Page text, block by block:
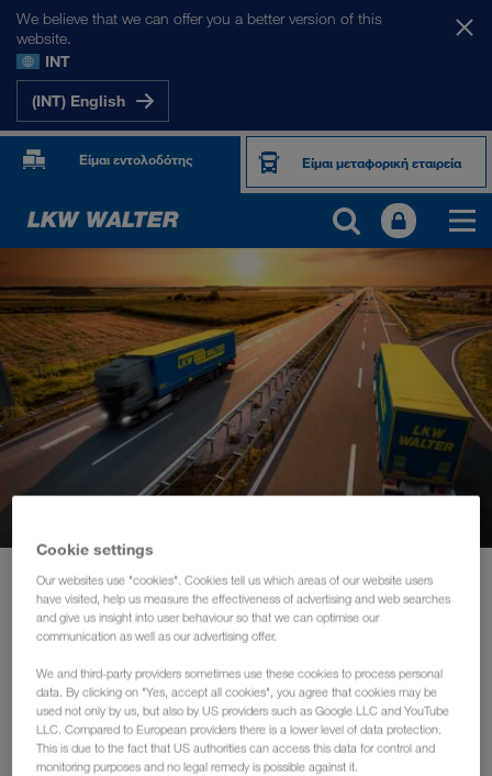
We believe that we can offer you a better version of this
website.
INT
(INT) English
Είμαι εντολοδότης Είμαι μεταφορική εταιρεία
ΟΙ ΑΓΟΡΈΣ ΜΑΣ
Ευρώπη
Κεντρική Ασία
Ρωσία
Καύκασος
Βόρεια Αφρική
Κεντρική Ιστοσελίδα Οι αγορές μας
Οι αγορές μας
Η LKW WALTER συνδέει τις διεθνείς αγορές. Είμαστε
γνωστοί ως κορυφαίος οργανισμός στον χώρο των οδικών
μεταφορών ολόκληρων φορτίων στην Ευρώπη, τη Ρωσία,
Cookie settings
Our websites use "cookies". Cookies tell us which areas of our website users
have visited, help us measure the effectiveness of advertising and web searches
and give us insight into user behaviour so that we can optimise our
communication as well as our advertising offer.
We and third-party providers sometimes use these cookies to process personal
data. By clicking on "Yes, accept all cookies", you agree that cookies may be
used not only by us, but also by US providers such as Google LLC and YouTube
LLC. Compared to European providers there is a lower level of data protection.
This is due to the fact that US authorities can access this data for control and
monitoring purposes and no legal remedy is possible against it.